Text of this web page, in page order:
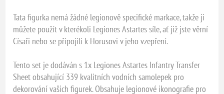
Tata figurka nemá žádné legionově specifické markace, takže ji
můžete použít v kterékoli Legiones Astartes síle, ať již jste věrní
Císaři nebo se připojili k Horusovi v jeho vzepření.
Tento set je dodáván s 1x Legiones Astartes Infantry Transfer
Sheet obsahující 339 kvalitních vodních samolepek pro
dekorování vašich figurek. Obsahuje legionové ikonografie pro